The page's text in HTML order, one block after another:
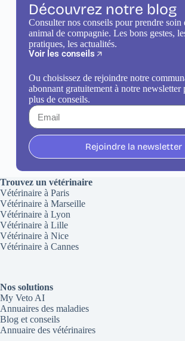
Découvrez notre blog
Consulter nos conseils pour prendre soin
animal de compagnie. Les bons gestes,
pratiques, les actualités.
Voir les conseils
Ou choisissez de rejoindre notre
abonnant gratuitement à notre newsletter
plus de conseils.
Rejoindre la newsletter
Trouvez un vétérinaire
Vétérinaire à Paris
Vétérinaire à Marseille
Vétérinaire à Lyon
Vétérinaire à Lille
Vétérinaire à Nice
Vétérinaire à Cannes
Nos solutions
My Veto AI
Annuaires des maladies
Blog et conseils
Annuaire des vétérinaires